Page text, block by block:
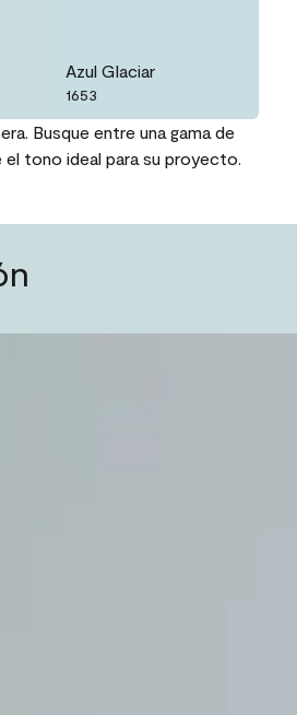
Azul Glaciar
1653
Busque entre una gama de
tono ideal para su proyecto.